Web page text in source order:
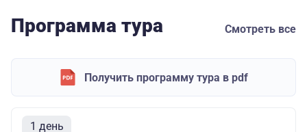
Программа тура Смотреть все
Получить программу тура в pdf
1 день